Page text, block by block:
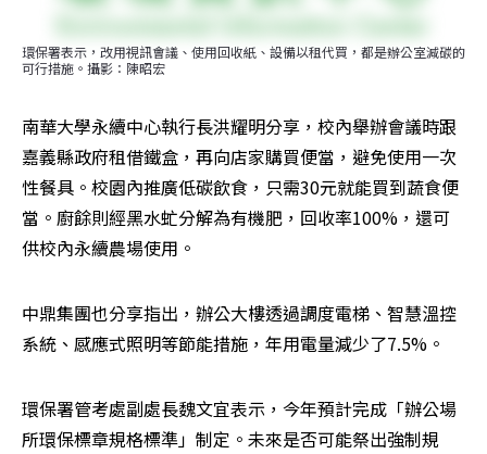
環保署表示，改用視訊會議、使用回收紙、設備以租代買，都是辦公室減碳的
可行措施。攝影：陳昭宏
南華大學永續中心執行長洪耀明分享，校內舉辦會議時跟
嘉義縣政府租借鐵盒，再向店家購買便當，避免使用一次
性餐具。校園內推廣低碳飲食，只需30元就能買到蔬食便
當。廚餘則經黑水虻分解為有機肥，回收率100%，還可
供校內永續農場使用。
中鼎集團也分享指出，辦公大樓透過調度電梯、智慧溫控
系統、感應式照明等節能措施，年用電量減少了7.5%。
環保署管考處副處長魏文宜表示，今年預計完成「辦公場
所環保標章規格標準」制定。未來是否可能祭出強制規